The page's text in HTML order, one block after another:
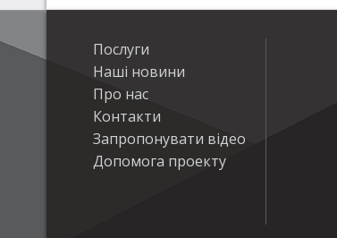
Послуги
Наші новини
Про нас
Контакти
Запропонувати відео
Допомога проекту